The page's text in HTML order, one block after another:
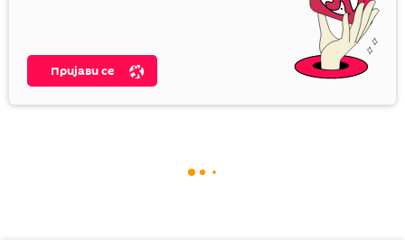
Пријави се